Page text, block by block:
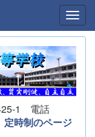
1 電話
定時制のページ